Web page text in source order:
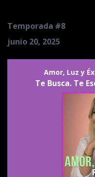
Temporada #8
junio 20, 2025